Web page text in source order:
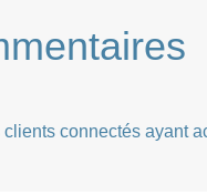
connectés ayant